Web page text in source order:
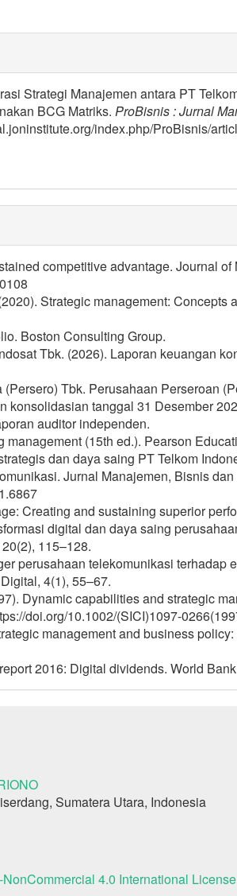
Strategi Manajemen antara PT
BCG Matriks. ProBisnis : Jurnal
index.php/ProBisnis/
competitive advantage. Journal
Strategic management: Concepts
Boston Consulting Group.
Tbk. (2026). Laporan keuangan
Tbk. Perusahaan Perseroan
konsolidasian tanggal 31 Desember
auditor independen.
management (15th ed.). Pearson
dan daya saing PT Telkom
Jurnal Manajemen, Bisnis
Creating and sustaining superior
digital dan daya saing
115–128.
perusahaan telekomunikasi terhadap
4(1), 55–67.
Dynamic capabilities and strategic
doi.org/10.1002/(SICI)1097-
management and business
2016: Digital dividends. World
Sumatera Utara, Indonesia
4.0 International